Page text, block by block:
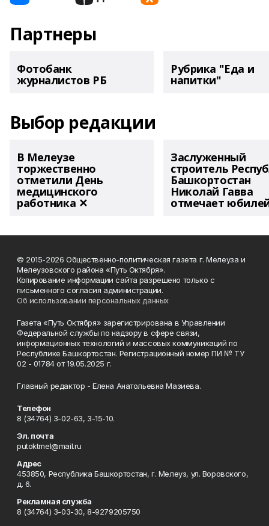
Партнеры
Фотобанк
журналистов РБ
Рубрика "Еда и
напитки"
Выбор редакции
В Мелеузе
торжественно
отметили День
медицинского
работника ✕
Заслуженный
строитель
Башкортостан
Николай Гавва
отмечает
© 2015-2026 Общественно-политическая газета г. Мелеуза и
Мелеузовского района «Путь Октября».
Копирование информации сайта разрешено только с
письменного согласия администрации.
Об использовании персональных данных
Газета «Путь Октября» зарегистрирована в Управлении
Федеральной службы по надзору в сфере связи,
информационных технологий и массовых коммуникаций по
Республике Башкортостан. Регистрационный номер ПИ № ТУ
02 - 01784 от 19.05.2025 г.
Главный редактор - Елена Анатольевна Мазиева.
Телефон
8 (34764) 3-02-63, 3-15-10.
Эл. почта
putoktmel@mail.ru
Адрес
453850, Республика Башкортостан, г. Мелеуз, ул. Воровского,
д. 6.
Рекламная служба
8 (34764) 3-03-30, 8-9279205750